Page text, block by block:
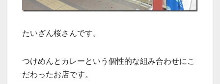
たいざん桜さんです。
つけめんとカレーという個性的な組み合わせにこ
だわったお店です。